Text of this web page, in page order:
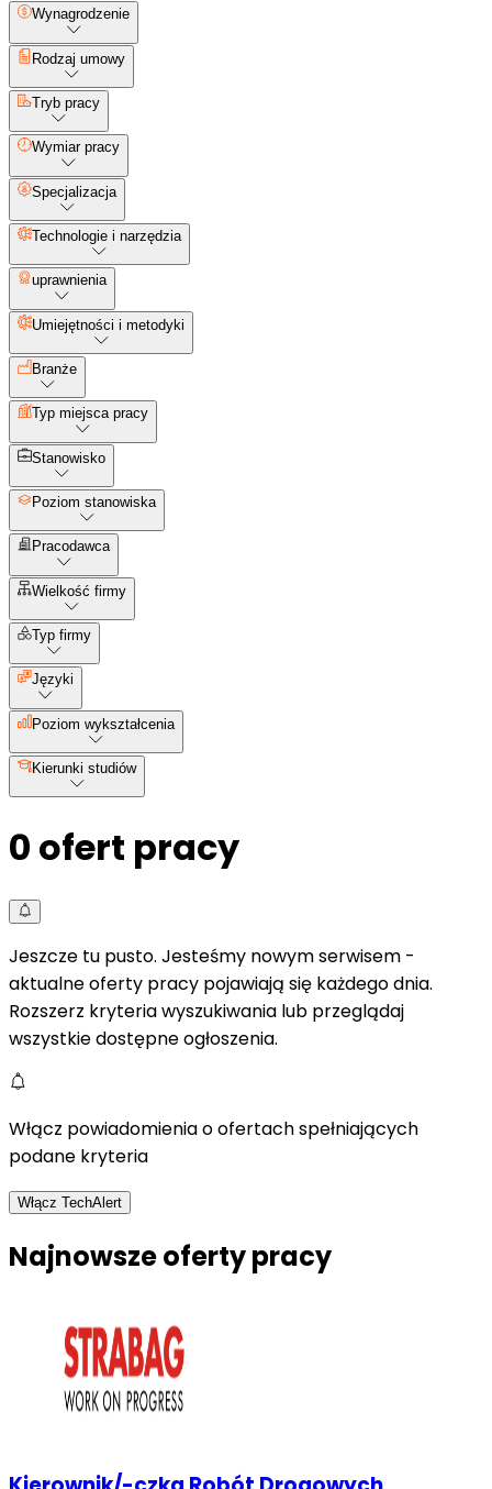
Wynagrodzenie
Rodzaj umowy
Tryb pracy
Wymiar pracy
Specjalizacja
Technologie i narzędzia
uprawnienia
Umiejętności i metodyki
Branże
Typ miejsca pracy
Stanowisko
Poziom stanowiska
Pracodawca
Wielkość firmy
Typ firmy
Języki
Poziom wykształcenia
Kierunki studiów
0 ofert pracy
Jeszcze tu pusto. Jesteśmy nowym serwisem -
aktualne oferty pracy pojawiają się każdego dnia.
Rozszerz kryteria wyszukiwania lub przeglądaj
wszystkie dostępne ogłoszenia.
Włącz powiadomienia o ofertach spełniających
podane kryteria
Włącz TechAlert
Najnowsze oferty pracy